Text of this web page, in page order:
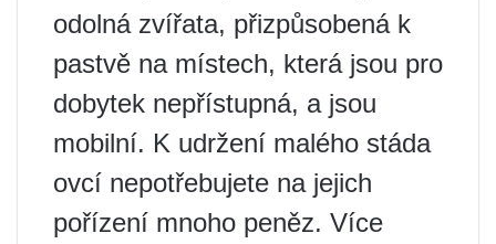
odolná zvířata, přizpůsobená k
pastvě na místech, která jsou pro
dobytek nepřístupná, a jsou
mobilní. K udržení malého stáda
ovcí nepotřebujete na jejich
pořízení mnoho peněz. Více